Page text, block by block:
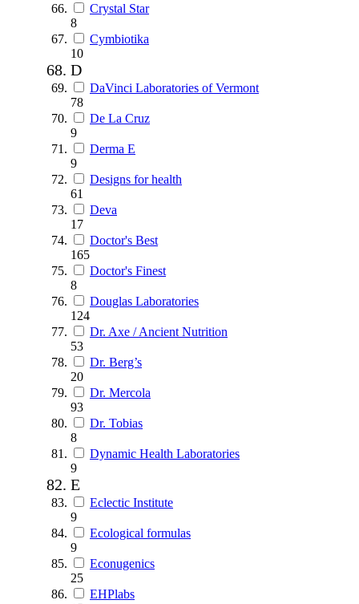
Crystal Star
8
Cymbiotika
10
D
DaVinci Laboratories of Vermont
78
De La Cruz
9
Derma E
9
Designs for health
61
Deva
17
Doctor's Best
165
Doctor's Finest
8
Douglas Laboratories
124
Dr. Axe / Ancient Nutrition
53
Dr. Berg’s
20
Dr. Mercola
93
Dr. Tobias
8
Dynamic Health Laboratories
9
E
Eclectic Institute
9
Ecological formulas
9
Econugenics
25
EHPlabs